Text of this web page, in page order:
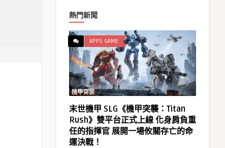
熱門新聞
APPS GAME
末世機甲 SLG《機甲突襲：Titan
Rush》雙平台正式上線 化身肩負重
任的指揮官 展開一場攸關存亡的命
運決戰！